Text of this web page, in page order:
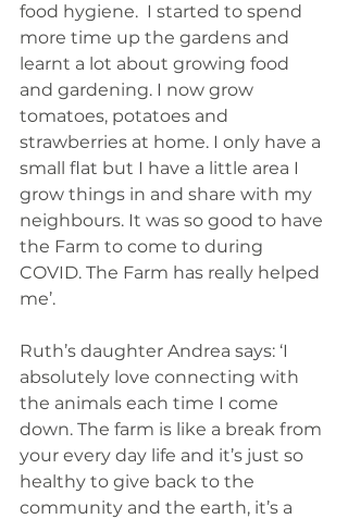
food hygiene.  I started to spend
more time up the gardens and
learnt a lot about growing food
and gardening. I now grow
tomatoes, potatoes and
strawberries at home. I only have a
small flat but I have a little area I
grow things in and share with my
neighbours. It was so good to have
the Farm to come to during
COVID. The Farm has really helped
me’.
Ruth’s daughter Andrea says: ‘I
absolutely love connecting with
the animals each time I come
down. The farm is like a break from
your every day life and it’s just so
healthy to give back to the
community and the earth, it’s a